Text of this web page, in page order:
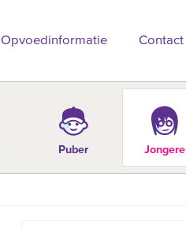
Opvoedinformatie Contact
Puber Jongere